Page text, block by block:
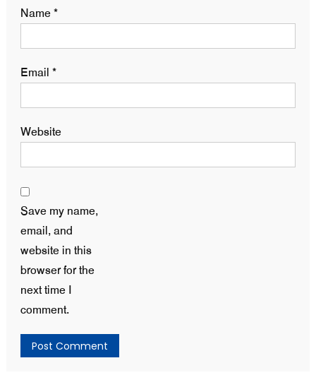
Name*
Email *
Website
Save my name,
email, and
website in this
browser for the
next time I
comment.